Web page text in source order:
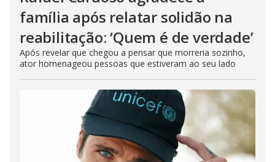
família após relatar solidão na
reabilitação: ‘Quem é de verdade’
Após revelar que chegou a pensar que morreria sozinho,
ator homenageou pessoas que estiveram ao seu lado